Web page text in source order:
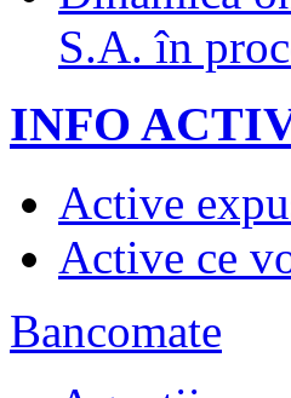
S.A. în
INFO
Active
Active ce
Bancomate